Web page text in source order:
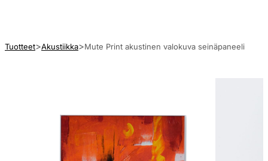
Tuotteet Akustiikka Mute Print akustinen valokuva seinäpaneeli